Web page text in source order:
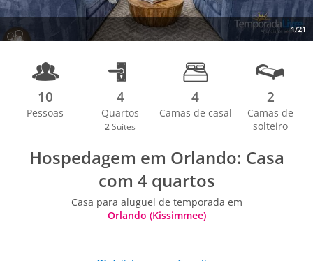
1/21
10
Pessoas
4
Quartos
2 Suítes
4
Camas de casal
2
Camas de
solteiro
Hospedagem em Orlando: Casa
com 4 quartos
Casa para aluguel de temporada em
Orlando (Kissimmee)